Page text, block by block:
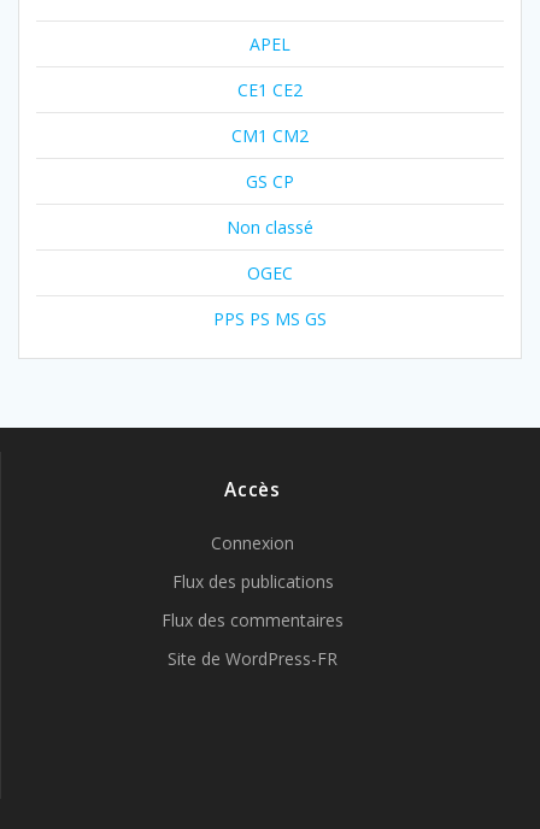
APEL
CE1 CE2
CM1 CM2
GS CP
Non classé
OGEC
PPS PS MS GS
Accès
Connexion
Flux des publications
Flux des commentaires
Site de WordPress-FR